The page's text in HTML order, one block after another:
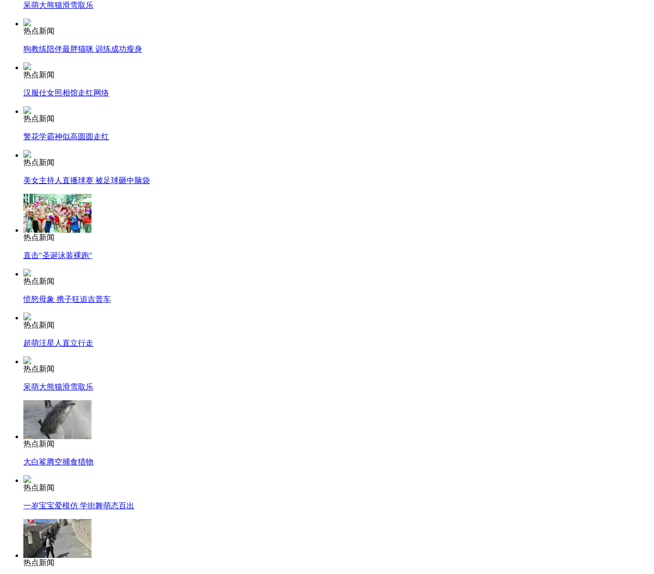
消防员救轻生者
司机酒驾遇交警 急速倒车逃窜
呆萌大熊猫滑雪取乐
热点新闻
狗教练陪伴最胖猫咪 训练成功瘦身
热点新闻
汉服仕女照相馆走红网络
热点新闻
警花学霸神似高圆圆走红
热点新闻
美女主持人直播球赛 被足球砸中脑袋
热点新闻
直击"圣诞泳装裸跑"
热点新闻
愤怒母象 携子狂追吉普车
热点新闻
超萌汪星人直立行走
热点新闻
呆萌大熊猫滑雪取乐
热点新闻
大白鲨腾空捕食猎物
热点新闻
一岁宝宝爱模仿 学街舞萌态百出
热点新闻